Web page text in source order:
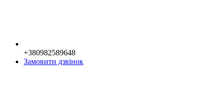
+380982589648
Замовити дзвінок